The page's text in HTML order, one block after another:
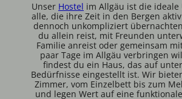
Unser Hostel im Allgäu ist die
alle, die ihre Zeit in den Bergen
dennoch unkompliziert
du allein reist, mit Freunden
Familie anreist oder gemeinsam
paar Tage im Allgäu verbringen
findest du ein Haus, das auf
Bedürfnisse eingestellt ist. Wir
Zimmer, vom Einzelbett bis zum
und legen Wert auf eine